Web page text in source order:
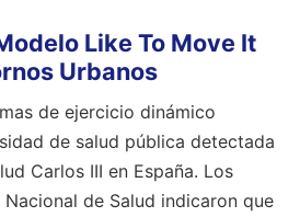
Like To Move It
Urbanos
de ejercicio dinámico
de salud pública detectada
Carlos III en España. Los
de Salud indicaron que